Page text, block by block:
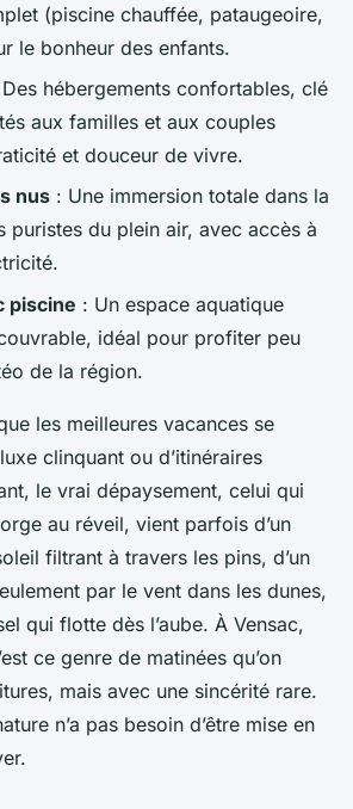
(piscine chauffée, pataugeoire,
le bonheur des enfants.
hébergements confortables, clé
aux familles et aux couples
et douceur de vivre.
nus : Une immersion totale dans la
puristes du plein air, avec accès à
piscine : Un espace aquatique
idéal pour profiter peu
de la région.
les meilleures vacances se
clinquant ou d’itinéraires
le vrai dépaysement, celui qui
au réveil, vient parfois d’un
filtrant à travers les pins, d’un
par le vent dans les dunes,
qui flotte dès l’aube. À Vensac,
ce genre de matinées qu’on
mais avec une sincérité rare.
n’a pas besoin d’être mise en